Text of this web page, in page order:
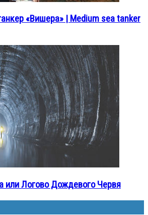
«Вишера» | Medium sea tanker
или Логово Дождевого Червя